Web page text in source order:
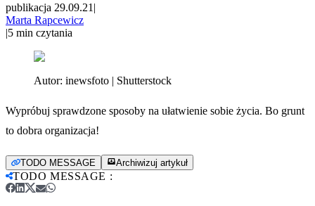
publikacja 29.09.21 |
Marta Rapcewicz
|5 min czytania
Autor: inewsfoto | Shutterstock
Wypróbuj sprawdzone sposoby na ułatwienie sobie życia. Bo grunt
to dobra organizacja!
TODO MESSAGE Archiwizuj artykuł
TODO MESSAGE :